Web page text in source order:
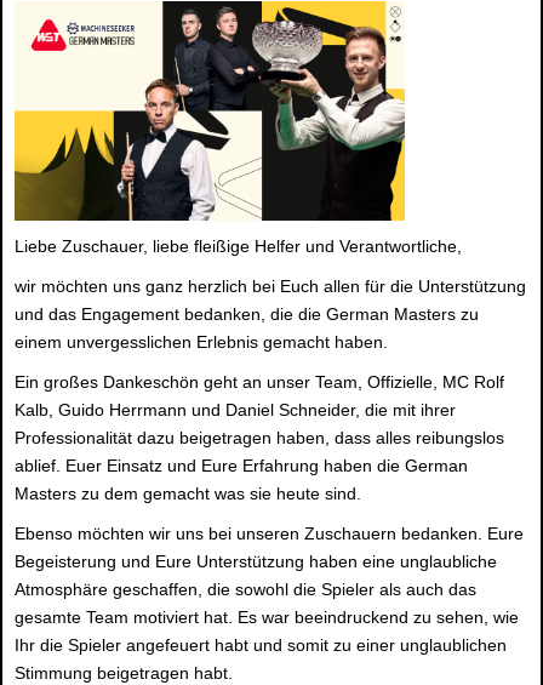
Liebe Zuschauer, liebe fleißige Helfer und Verantwortliche,
wir möchten uns ganz herzlich bei Euch allen für die Unterstützung
und das Engagement bedanken, die die German Masters zu
einem unvergesslichen Erlebnis gemacht haben.
Ein großes Dankeschön geht an unser Team, Offizielle, MC Rolf
Kalb, Guido Herrmann und Daniel Schneider, die mit ihrer
Professionalität dazu beigetragen haben, dass alles reibungslos
ablief. Euer Einsatz und Eure Erfahrung haben die German
Masters zu dem gemacht was sie heute sind.
Ebenso möchten wir uns bei unseren Zuschauern bedanken. Eure
Begeisterung und Eure Unterstützung haben eine unglaubliche
Atmosphäre geschaffen, die sowohl die Spieler als auch das
gesamte Team motiviert hat. Es war beeindruckend zu sehen, wie
Ihr die Spieler angefeuert habt und somit zu einer unglaublichen
Stimmung beigetragen habt.